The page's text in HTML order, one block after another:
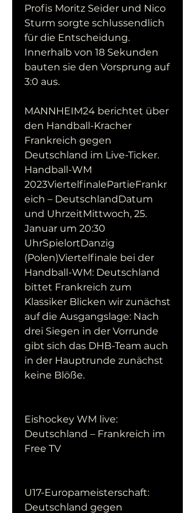
Profis Moritz Seider und Nico
Sturm sorgte schlussendlich
für die Entscheidung.
Innerhalb von 18 Sekunden
bauten sie den Vorsprung auf
3:0 aus.
MANNHEIM24 berichtet über
den Handball-Kracher
Frankreich gegen
Deutschland im Live-Ticker.
Handball-WM
2023ViertelfinalePartieFrankr
eich – DeutschlandDatum
und UhrzeitMittwoch, 25.
Januar um 20:30
UhrSpielortDanzig
(Polen)Viertelfinale bei der
Handball-WM: Deutschland
bittet Frankreich zum
Klassiker Blicken wir zunächst
auf die Ausgangslage: Nach
drei Siegen in der Vorrunde
gibt sich das DHB-Team auch
in der Hauptrunde zunächst
keine Blöße.
Eishockey WM live:
Deutschland – Frankreich im
Free TV
U17-Europameisterschaft:
Deutschland gegen